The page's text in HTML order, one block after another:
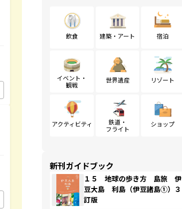
飲食 建築・アート 宿泊
イベント・
観戦
世界遺産 リゾート
アクティビティ
鉄道・
フライト
ショップ
新刊ガイドブック
１５ 地球の歩き方 島旅 伊
豆大島 利島（伊豆諸島①）３
訂版